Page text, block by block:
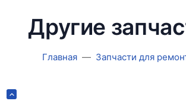
Другие
Главная Запчасти для